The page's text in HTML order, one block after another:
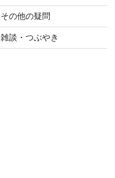
その他の疑問
雑談・つぶやき